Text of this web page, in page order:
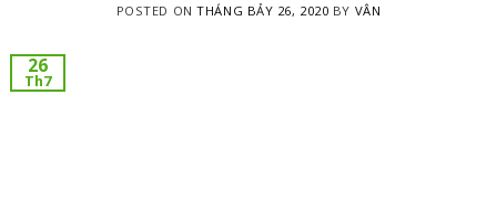
POSTED ONTHÁNG BẢY 26, 2020 BY VÂN
26
Th7